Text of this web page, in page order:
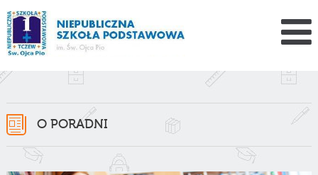
O poradni
O PORADNI